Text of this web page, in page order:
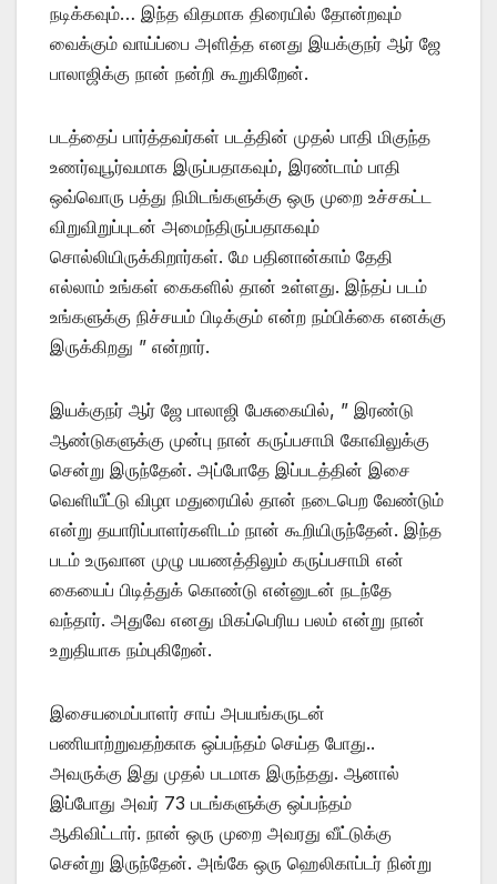
நடிக்கவும்… இந்த விதமாக திரையில் தோன்றவும்
வைக்கும் வாய்ப்பை அளித்த எனது இயக்குநர் ஆர் ஜே
பாலாஜிக்கு நான் நன்றி கூறுகிறேன்.‌
படத்தைப் பார்த்தவர்கள் படத்தின் முதல் பாதி மிகுந்த
உணர்வுபூர்வமாக இருப்பதாகவும், இரண்டாம் பாதி
ஒவ்வொரு பத்து நிமிடங்களுக்கு ஒரு முறை உச்சகட்ட
விறுவிறுப்புடன் அமைந்திருப்பதாகவும்
சொல்லியிருக்கிறார்கள்.‌ மே பதினான்காம் தேதி
எல்லாம் உங்கள் கைகளில் தான் உள்ளது. இந்தப் படம்
உங்களுக்கு நிச்சயம் பிடிக்கும் என்ற நம்பிக்கை எனக்கு
இருக்கிறது ” என்றார்.‌
இயக்குநர் ஆர் ஜே பாலாஜி பேசுகையில், ” இரண்டு
ஆண்டுகளுக்கு முன்பு நான் கருப்பசாமி கோவிலுக்கு
சென்று இருந்தேன். அப்போதே இப்படத்தின் இசை
வெளியீட்டு விழா மதுரையில் தான் நடைபெற வேண்டும்
என்று தயாரிப்பாளர்களிடம் நான் கூறியிருந்தேன். இந்த
படம் உருவான முழு பயணத்திலும் கருப்பசாமி என்
கையைப் பிடித்துக் கொண்டு என்னுடன் நடந்தே
வந்தார். அதுவே எனது மிகப்பெரிய பலம் என்று நான்
உறுதியாக நம்புகிறேன்.
இசையமைப்பாளர் சாய் அபயங்கருடன்
பணியாற்றுவதற்காக ஒப்பந்தம் செய்த போது..
அவருக்கு இது முதல் படமாக இருந்தது. ஆனால்
இப்போது அவர் 73 படங்களுக்கு ஒப்பந்தம்
ஆகிவிட்டார். நான் ஒரு முறை அவரது வீட்டுக்கு
சென்று இருந்தேன். அங்கே ஒரு ஹெலிகாப்டர் நின்று